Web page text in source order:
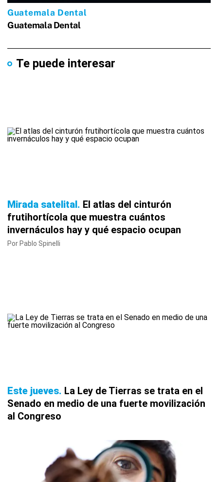
Te puede interesar
Mirada satelital El atlas del cinturón
frutihortícola que muestra cuántos
invernáculos hay y qué espacio ocupan
Por Pablo Spinelli
Este jueves La Ley de Tierras se trata en el
Senado en medio de una fuerte movilización
al Congreso